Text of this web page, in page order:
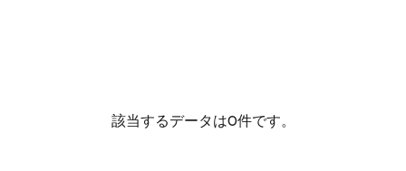
該当するデータは0件です。